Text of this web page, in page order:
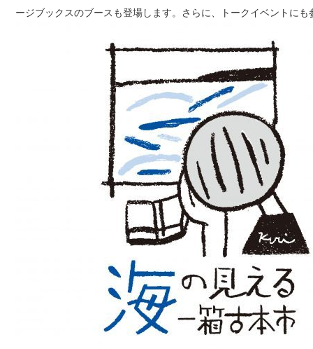
ージブックスのブースも登場します。さらに、トークイベントに